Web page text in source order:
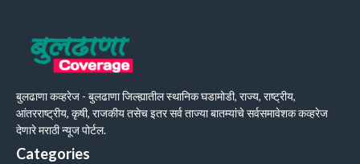
बुलढाणा कव्हरेज - बुलढाणा जिल्ह्यातील स्थानिक घडामोडी, राज्य, राष्ट्रीय,
आंतरराष्ट्रीय, कृषी, राजकीय तसेच इतर सर्व ताज्या बातम्यांचे सर्वसमावेशक कव्हरेज
देणारे मराठी न्यूज पोर्टल.
Categories